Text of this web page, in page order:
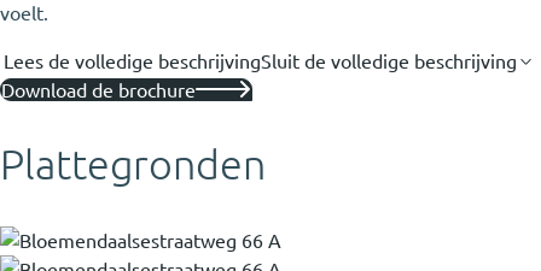
voelt.
Lees de volledige beschrijvingSluit de volledige beschrijving
Download de brochure
Plattegronden